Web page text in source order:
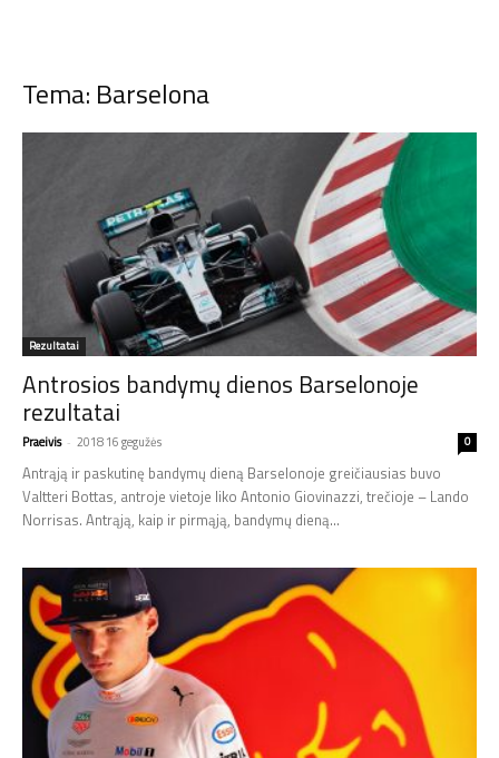
Tema: Barselona
Rezultatai
Antrosios bandymų dienos Barselonoje
rezultatai
Praeivis - 2018 16 gegužės 0
Antrąją ir paskutinę bandymų dieną Barselonoje greičiausias buvo
Valtteri Bottas, antroje vietoje liko Antonio Giovinazzi, trečioje – Lando
Norrisas. Antrąją, kaip ir pirmąją, bandymų dieną...